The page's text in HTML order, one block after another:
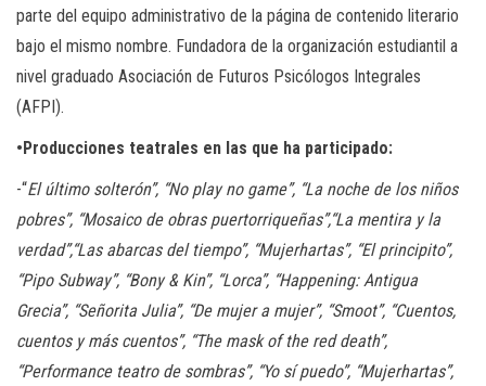
parte del equipo administrativo de la página de contenido literario
bajo el mismo nombre. Fundadora de la organización estudiantil a
nivel graduado Asociación de Futuros Psicólogos Integrales
(AFPI).
•Producciones teatrales en las que ha participado:
-“El último solterón”, “No play no game”, “La noche de los niños
pobres”, “Mosaico de obras puertorriqueñas”,“La mentira y la
verdad”,“Las abarcas del tiempo”, “Mujerhartas”, “El principito”,
“Pipo Subway”, “Bony & Kin”, “Lorca”, “Happening: Antigua
Grecia”, “Señorita Julia”, “De mujer a mujer”, “Smoot”, “Cuentos,
cuentos y más cuentos”, “The mask of the red death”,
“Performance teatro de sombras”, “Yo sí puedo”, “Mujerhartas”,